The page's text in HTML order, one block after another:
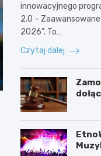
innowacyjnego
2.0 –
2026”. To…
Czytaj dalej